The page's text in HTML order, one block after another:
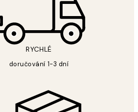
RYCHLÉ
doručování 1-3 dní